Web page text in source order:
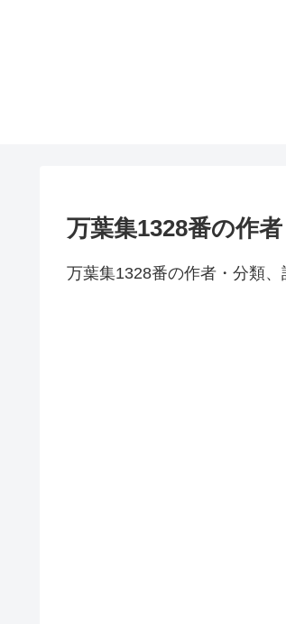
万葉集1328番の作
万葉集1328番の作者・分類